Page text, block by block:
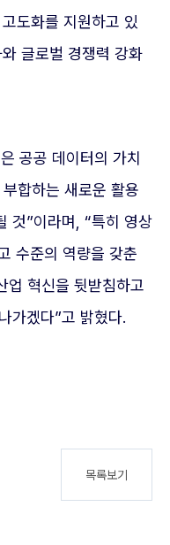
도화를 지원하고 있
글로벌 경쟁력 강화
공공 데이터의 가치
합하는 새로운 활용
것”이라며, “특히 영상
수준의 역량을 갖춘
업 혁신을 뒷받침하고
가겠다”고 밝혔다.
목록보기